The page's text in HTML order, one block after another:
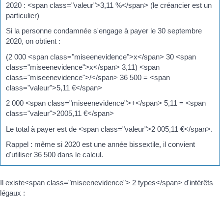
2020 : <span class="valeur">3,11 %</span> (le créancier est un
particulier)
Si la personne condamnée s'engage à payer le 30 septembre
2020, on obtient :
(2 000 <span class="miseenevidence">x</span> 30 <span
class="miseenevidence">x</span> 3,11) <span
class="miseenevidence">/</span> 36 500 = <span
class="valeur">5,11 €</span>
2 000 <span class="miseenevidence">+</span> 5,11 = <span
class="valeur">2005,11 €</span>
Le total à payer est de <span class="valeur">2 005,11 €</span>.
Rappel : même si 2020 est une année bissextile, il convient
d'utiliser 36 500 dans le calcul.
Il existe<span class="miseenevidence"> 2 types</span> d'intérêts
légaux :